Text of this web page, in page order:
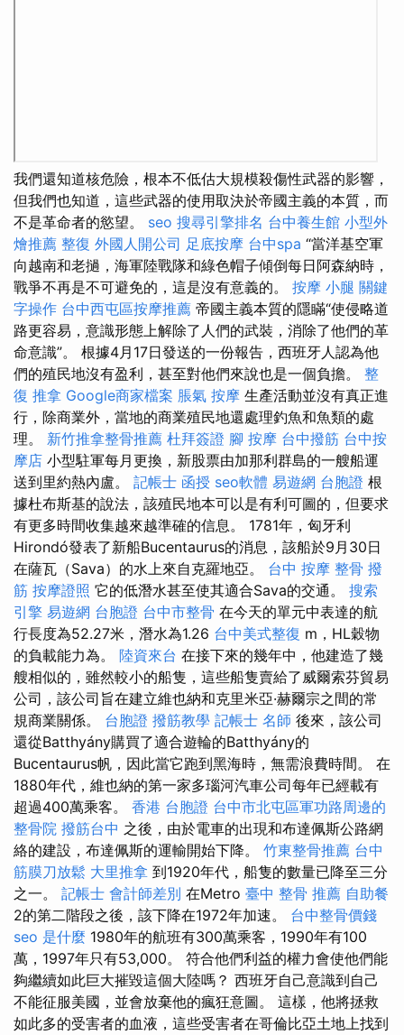
我們還知道核危險，根本不低估大規模殺傷性武器的影響，
但我們也知道，這些武器的使用取決於帝國主義的本質，而
不是革命者的慾望。 seo 搜尋引擎排名 台中養生館 小型外
燴推薦 整復 外國人開公司 足底按摩 台中spa “當洋基空軍
向越南和老撾，海軍陸戰隊和綠色帽子傾倒每日阿森納時，
戰爭不再是不可避免的，這是沒有意義的。 按摩 小腿 關鍵
字操作 台中西屯區按摩推薦 帝國主義本質的隱瞞“使侵略道
路更容易，意識形態上解除了人們的武裝，消除了他們的革
命意識”。 根據4月17日發送的一份報告，西班牙人認為他
們的殖民地沒有盈利，甚至對他們來說也是一個負擔。 整
復 推拿 Google商家檔案 脹氣 按摩 生產活動並沒有真正進
行，除商業外，當地的商業殖民地還處理釣魚和魚類的處
理。 新竹推拿整骨推薦 杜拜簽證 腳 按摩 台中撥筋 台中按
摩店 小型駐軍每月更換，新股票由加那利群島的一艘船運
送到里約熱內盧。 記帳士 函授 seo軟體 易遊網 台胞證 根
據杜布斯基的說法，該殖民地本可以是有利可圖的，但要求
有更多時間收集越來越準確的信息。 1781年，匈牙利
Hirondó發表了新船Bucentaurus的消息，該船於9月30日
在薩瓦（Sava）的水上來自克羅地亞。 台中 按摩 整骨 撥
筋 按摩證照 它的低潛水甚至使其適合Sava的交通。 搜索
引擎 易遊網 台胞證 台中市整骨 在今天的單元中表達的航
行長度為52.27米，潛水為1.26 台中美式整復 m，HL穀物
的負載能力為。 陸資來台 在接下來的幾年中，他建造了幾
艘相似的，雖然較小的船隻，這些船隻賣給了威爾索芬貿易
公司，該公司旨在建立維也納和克里米亞·赫爾宗之間的常
規商業關係。 台胞證 撥筋教學 記帳士 名師 後來，該公司
還從Batthyány購買了適合遊輪的Batthyány的
Bucentaurus帆，因此當它跑到黑海時，無需浪費時間。 在
1880年代，維也納的第一家多瑙河汽車公司每年已經載有
超過400萬乘客。 香港 台胞證 台中市北屯區軍功路周邊的
整骨院 撥筋台中 之後，由於電車的出現和布達佩斯公路網
絡的建設，布達佩斯的運輸開始下降。 竹東整骨推薦 台中
筋膜刀放鬆 大里推拿 到1920年代，船隻的數量已降至三分
之一。 記帳士 會計師差別 在Metro 臺中 整骨 推薦 自助餐
2的第二階段之後，該下降在1972年加速。 台中整骨價錢
seo 是什麼 1980年的航班有300萬乘客，1990年有100
萬，1997年只有53,000。 符合他們利益的權力會使他們能
夠繼續如此巨大摧毀這個大陸嗎？ 西班牙自己意識到自己
不能征服美國，並會放棄他的瘋狂意圖。 這樣，他將拯救
如此多的受害者的血液，這些受害者在哥倫比亞土地上找到